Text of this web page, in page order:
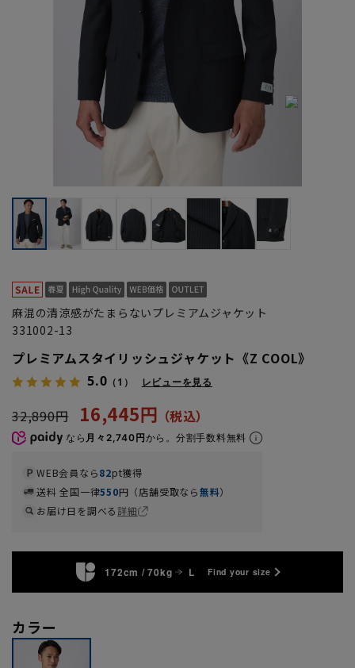
麻混の清涼感がたまらないプレミアムジャケット
331002-13
プレミアムスタイリッシュジャケット《Z COOL》
5.0 （1） レビューを見る
32,890円 16,445円
なら 月々2,740円から。分割手数料無料
WEB会員なら82pt獲得
送料 全国一律550円（店舗受取なら無料）
お届け日を調べる詳細
172cm / 70kg L Find your size
カラー